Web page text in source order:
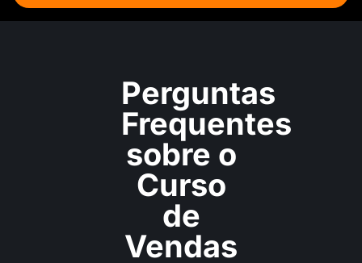
Perguntas
Frequentes
sobre o
Curso
de
Vendas